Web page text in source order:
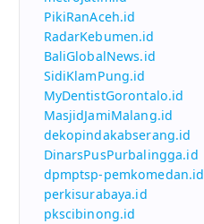
PikiRanAceh.id
RadarKebumen.id
BaliGlobalNews.id
SidiKlamPung.id
MyDentistGorontalo.id
MasjidJamiMalang.id
dekopindakabserang.id
DinarsPusPurbalingga.id
dpmptsp-pemkomedan.id
perkisurabaya.id
pkscibinong.id